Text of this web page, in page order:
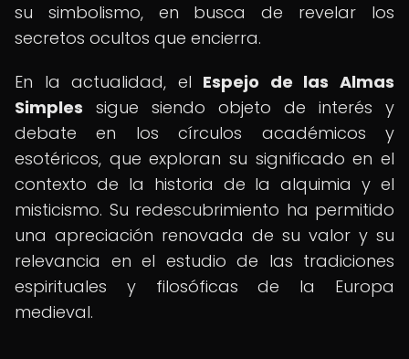
su simbolismo, en busca de revelar los
secretos ocultos que encierra.
En la actualidad, el Espejo de las Almas
Simples sigue siendo objeto de interés y
debate en los círculos académicos y
esotéricos, que exploran su significado en el
contexto de la historia de la alquimia y el
misticismo. Su redescubrimiento ha permitido
una apreciación renovada de su valor y su
relevancia en el estudio de las tradiciones
espirituales y filosóficas de la Europa
medieval.